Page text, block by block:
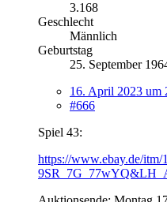
3.168
Geschlecht
Männlich
Geburtstag
25. September
16. April 2023 um
#666
Spiel 43:
https://www.ebay.de/